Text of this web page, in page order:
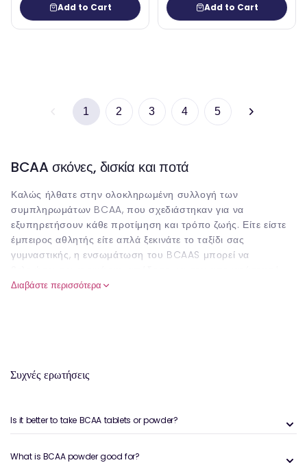
Add to Cart Add to Cart
1 2 3 4 5
BCAA σκόνες, δισκία και ποτά
Καλώς ήλθατε στην ολοκληρωμένη συλλογή των
συμπληρωμάτων BCAA, που σχεδιάστηκαν για να
εξυπηρετήσουν κάθε προτίμηση και τρόπο ζωής. Είτε είστε
έμπειρος αθλητής είτε απλά ξεκινάτε το ταξίδι σας
γυμναστικής, η ενσωμάτωση του BCAAS μπορεί να
σας. Εδώ, θα βρείτε μια σειρά από σκόνες BCAA, δισκία και
ομάδα τριών βασικών αμινοξέων: η λευκίνη, η ισολευκίνη και
συμπληρώματα. Οι BCAA διαδραματίζουν κρίσιμο ρόλο στη
κατά τη διάρκεια των προπονήσεων και στην ανάκαμψη μετά
Διαβάστε περισσότερα
Συχνές ερωτήσεις
Is it better to take BCAA tablets or powder?
What is BCAA powder good for?